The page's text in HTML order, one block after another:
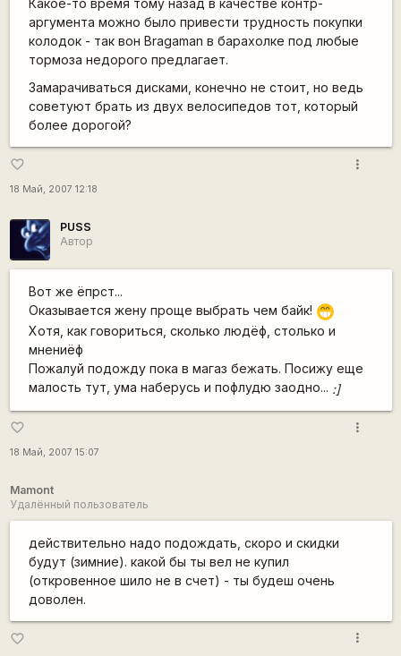
аргумента можно было привести трудность покупки
колодок - так вон Bragaman в барахолке под любые
тормоза недорого предлагает.
Замарачиваться дисками, конечно не стоит, но ведь
советуют брать из двух велосипедов тот, который
более дорогой?
favorite_border
18 Май, 2007 12:18
more_vert
PUSS
Автор
Вот же ёпрст...
Оказывается жену проще выбрать чем байк! ;D
Хотя, как говориться, сколько людёф, столько и
мнениёф
Пожалуй подожду пока в магаз бежать. Посижу еще
малость тут, ума наберусь и пофлудю заодно... :]
favorite_border
18 Май, 2007 15:07
more_vert
Mamont
Удалённый пользователь
действительно надо подождать, скоро и скидки
будут (зимние). какой бы ты вел не купил
(откровенное шило не в счет) - ты будеш очень
доволен.
favorite_border more_vert